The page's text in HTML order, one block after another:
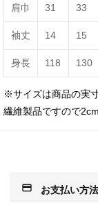
肩巾 31 33
袖丈 14 15
身長 118 130
※サイズは商品の実
繊維製品ですので
payment お支払い方法